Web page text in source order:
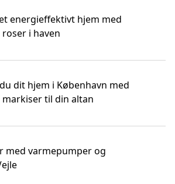
energieffektivt hjem med
i haven
dit hjem i København med
til din altan
med varmepumper og